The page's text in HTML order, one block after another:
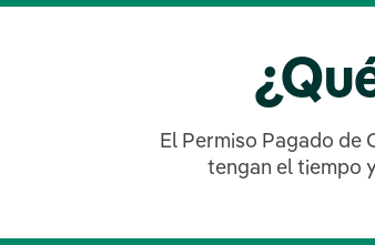
El Permiso Pagado de
tengan el tiempo